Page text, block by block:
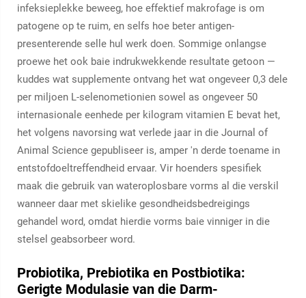
infeksieplekke beweeg, hoe effektief makrofage is om
patogene op te ruim, en selfs hoe beter antigen-
presenterende selle hul werk doen. Sommige onlangse
proewe het ook baie indrukwekkende resultate getoon —
kuddes wat supplemente ontvang het wat ongeveer 0,3 dele
per miljoen L-selenometionien sowel as ongeveer 50
internasionale eenhede per kilogram vitamien E bevat het,
het volgens navorsing wat verlede jaar in die Journal of
Animal Science gepubliseer is, amper 'n derde toename in
entstofdoeltreffendheid ervaar. Vir hoenders spesifiek
maak die gebruik van wateroplosbare vorms al die verskil
wanneer daar met skielike gesondheidsbedreigings
gehandel word, omdat hierdie vorms baie vinniger in die
stelsel geabsorbeer word.
Probiotika, Prebiotika en Postbiotika:
Gerigte Modulasie van die Darm-